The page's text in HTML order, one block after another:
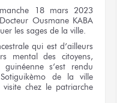
18 mars 2023
Ousmane KABA
les sages de la ville.
qui estd’ailleurs
mentaldes citoyens,
guinéennes’est rendu
de la ville
visite chez le patriarche